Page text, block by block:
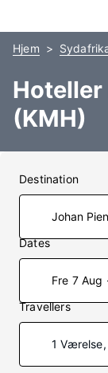
Hjem
(KMH)
Destination
Dates
Fre 7 Aug
Travellers
1 Værelse,